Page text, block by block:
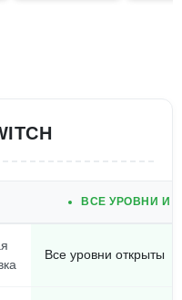
ВСЕ УРОВНИ И
Все уровни открыты